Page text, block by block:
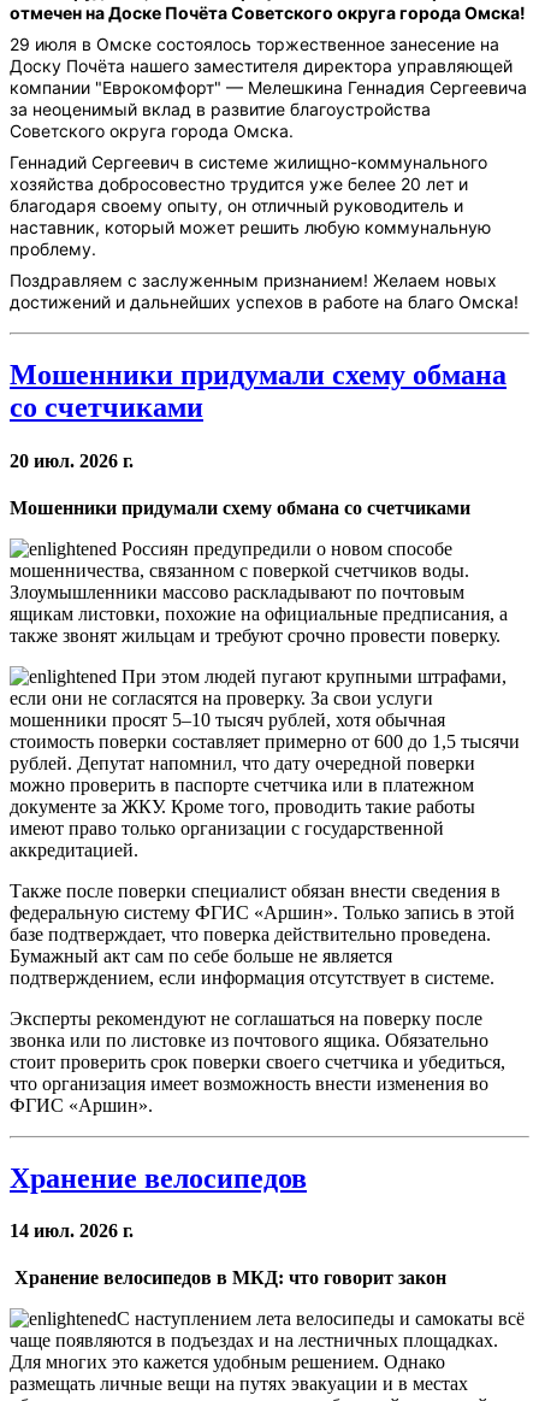
отмечен на Доске Почёта Советского округа города Омска!
29 июля в Омске состоялось торжественное занесение на
Доску Почёта нашего заместителя директора управляющей
компании "Еврокомфорт" — Мелешкина Геннадия Сергеевича
за неоценимый вклад в развитие благоустройства
Советского округа города Омска.
Геннадий Сергеевич в системе жилищно-коммунального
хозяйства добросовестно трудится уже белее 20 лет и
благодаря своему опыту, он отличный руководитель и
наставник, который может решить любую коммунальную
проблему.
Поздравляем с заслуженным признанием! Желаем новых
достижений и дальнейших успехов в работе на благо Омска!
Мошенники придумали схему обмана
со счетчиками
20 июл. 2026 г.
Мошенники придумали схему обмана со счетчиками
Россиян предупредили о новом способе
мошенничества, связанном с поверкой счетчиков воды.
Злоумышленники массово раскладывают по почтовым
ящикам листовки, похожие на официальные предписания, а
также звонят жильцам и требуют срочно провести поверку.
При этом людей пугают крупными штрафами,
если они не согласятся на проверку. За свои услуги
мошенники просят 5–10 тысяч рублей, хотя обычная
стоимость поверки составляет примерно от 600 до 1,5 тысячи
рублей. Депутат напомнил, что дату очередной поверки
можно проверить в паспорте счетчика или в платежном
документе за ЖКУ. Кроме того, проводить такие работы
имеют право только организации с государственной
аккредитацией.
Также после поверки специалист обязан внести сведения в
федеральную систему ФГИС «Аршин». Только запись в этой
базе подтверждает, что поверка действительно проведена.
Бумажный акт сам по себе больше не является
подтверждением, если информация отсутствует в системе.
Эксперты рекомендуют не соглашаться на поверку после
звонка или по листовке из почтового ящика. Обязательно
стоит проверить срок поверки своего счетчика и убедиться,
что организация имеет возможность внести изменения во
ФГИС «Аршин».
Хранение велосипедов
14 июл. 2026 г.
Хранение велосипедов в МКД: что говорит закон
С наступлением лета велосипеды и самокаты всё
чаще появляются в подъездах и на лестничных площадках.
Для многих это кажется удобным решением. Однако
размещать личные вещи на путях эвакуации и в местах